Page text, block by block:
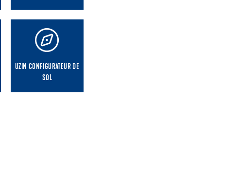
UZIN CONFIGURATEUR DE
SOL